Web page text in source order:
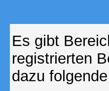
Es gibt
registrierten
dazu